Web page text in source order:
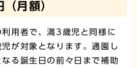
月額）
用者で、満3歳児と同様に
が対象となります。通園し
る誕生日の前々日まで補助